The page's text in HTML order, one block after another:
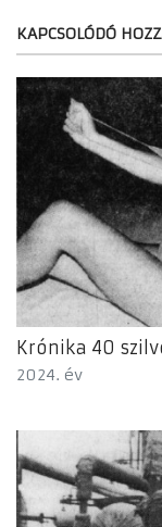
KAPCSOLÓDÓ
Krónika 40
2024. év